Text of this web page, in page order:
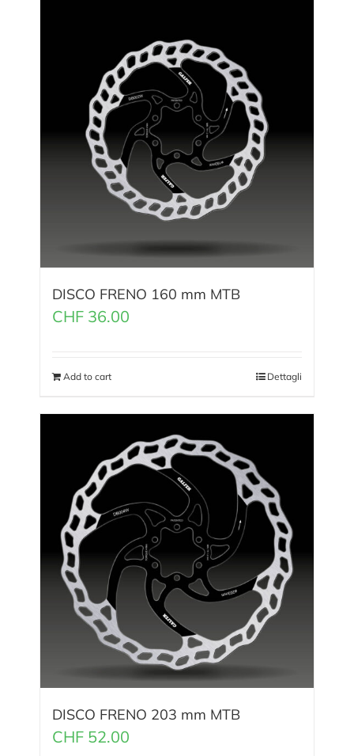
DISCO FRENO 160 mm MTB
CHF 36.00
Add to cart Dettagli
DISCO FRENO 203 mm MTB
CHF 52.00